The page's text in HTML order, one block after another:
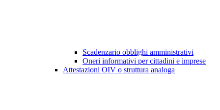
Scadenzario obblighi amministrativi
Oneri informativi per cittadini e imprese
Attestazioni OIV o struttura analoga